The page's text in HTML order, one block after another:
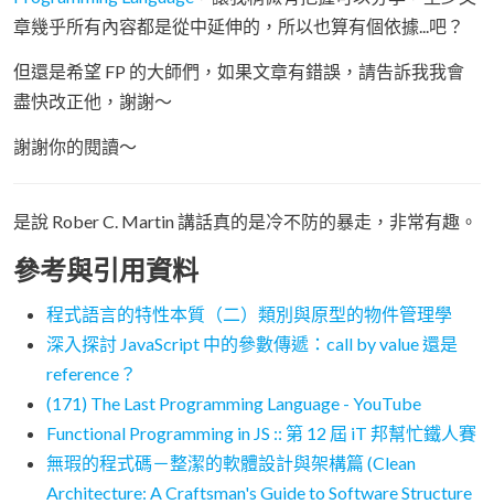
章幾乎所有內容都是從中延伸的，所以也算有個依據...吧？
但還是希望 FP 的大師們，如果文章有錯誤，請告訴我我會
盡快改正他，謝謝～
謝謝你的閱讀～
是說 Rober C. Martin 講話真的是冷不防的暴走，非常有趣。
參考與引用資料
程式語言的特性本質（二）類別與原型的物件管理學
深入探討 JavaScript 中的參數傳遞：call by value 還是
reference？
(171) The Last Programming Language - YouTube
Functional Programming in JS :: 第 12 屆 iT 邦幫忙鐵人賽
無瑕的程式碼－整潔的軟體設計與架構篇 (Clean
Architecture: A Craftsman's Guide to Software Structure